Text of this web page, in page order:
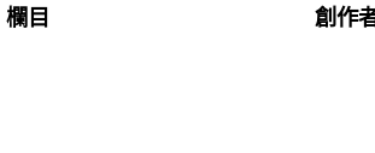
欄目 創作